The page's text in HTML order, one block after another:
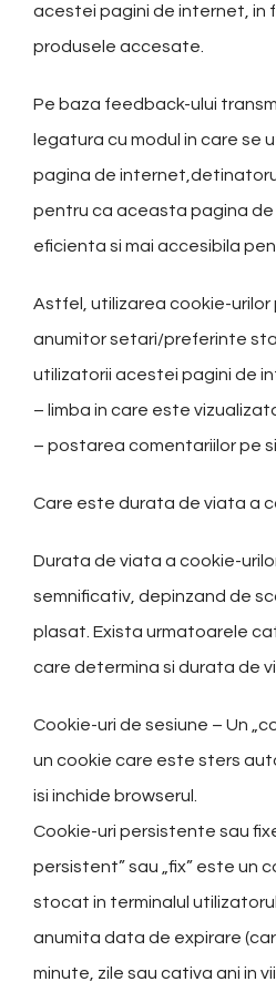
acestei pagini de internet, in
produsele accesate.
Pe baza feedback-ului
legatura cu modul in care se
pagina de
pentru ca aceasta pagina de
eficienta si mai accesibila
Astfel, utilizarea cookie-urilor
anumitor setari/preferinte
utilizatorii acestei pagini de
– limba in care este
– postarea comentariilor pe
Care este durata de viata a
Durata de viata a cookie-
semnificativ, depinzand de
plasat. Exista urmatoarele
care determina si durata de
Cookie-uri de sesiune – Un
un cookie care este sters
isi inchide browserul.
Cookie-uri persistente sau
persistent” sau „fix” este un
stocat in terminalul
anumita data de expirare
minute, zile sau cativa ani in